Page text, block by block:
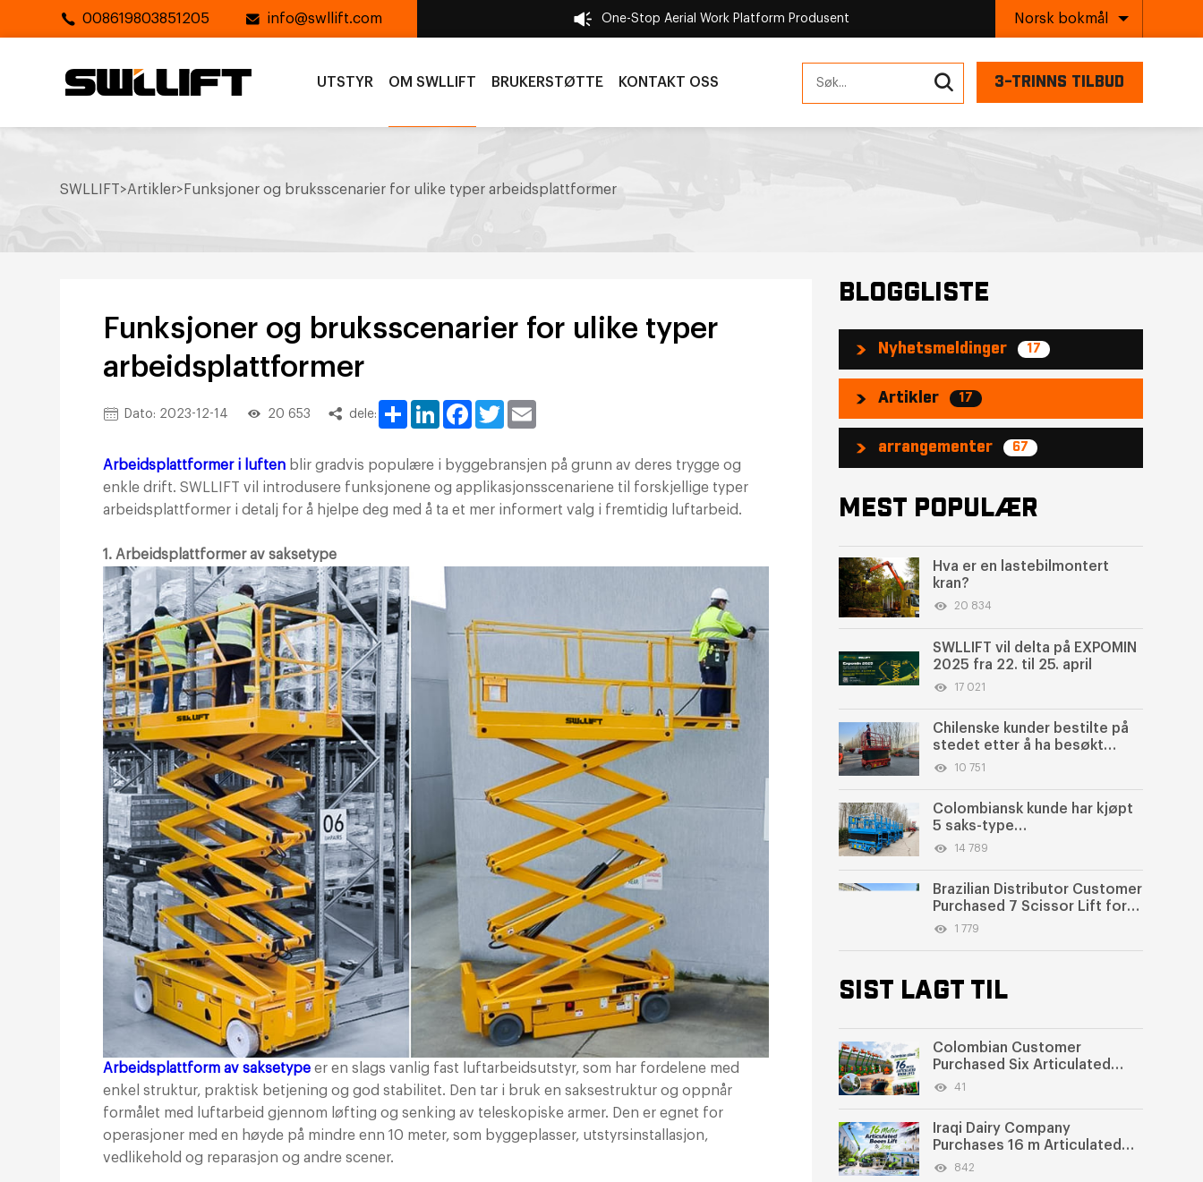
008619803851205 info@swllift.com One-Stop Aerial Work Platform Produsent Norsk bokmål
UTSTYR OM SWLLIFT BRUKERSTØTTE KONTAKT OSS 3-TRINNS TILBUD
SWLLIFT>Artikler> Funksjoner og bruksscenarier for ulike typer arbeidsplattformer
Funksjoner og bruksscenarier for ulike typer
arbeidsplattformer
Dato: 2023-12-14 20 653 dele:
Share LinkedInFacebook
Twitter
Arbeidsplattformer i luften blir gradvis populære i byggebransjen på grunn av deres trygge og
enkle drift. SWLLIFT vil introdusere funksjonene og applikasjonsscenariene til forskjellige typer
arbeidsplattformer i detalj for å hjelpe deg med å ta et mer informert valg i fremtidig luftarbeid.
1. Arbeidsplattformer av saksetype
Arbeidsplattform av saksetype er en slags vanlig fast luftarbeidsutstyr, som har fordelene med
enkel struktur, praktisk betjening og god stabilitet. Den tar i bruk en saksestruktur og oppnår
formålet med luftarbeid gjennom løfting og senking av teleskopiske armer. Den er egnet for
operasjoner med en høyde på mindre enn 10 meter, som byggeplasser, utstyrsinstallasjon,
vedlikehold og reparasjon og andre scener.
BLOGGLISTE
Nyhetsmeldinger 17
Artikler 17
arrangementer 67
MEST POPULÆR
Hva er en lastebilmontert
kran?
20 834
SWLLIFT vil delta på EXPOMIN
2025 fra 22. til 25. april
17 021
Chilenske kunder bestilte på
stedet etter å ha besøkt
Swlllift-utstillingen!
10 751
Colombiansk kunde har kjøpt
5 saks-type
arbeidsplattformer, utvider
14 789
Brazilian Distributor Customer
Purchased 7 Scissor Lift for
Rental
1 779
SIST LAGT TIL
Colombian Customer
Purchased Six Articulated
Boom Lifts from SWLLIFT
41
Iraqi Dairy Company
Purchases 16 m Articulated
Boom Lift
842